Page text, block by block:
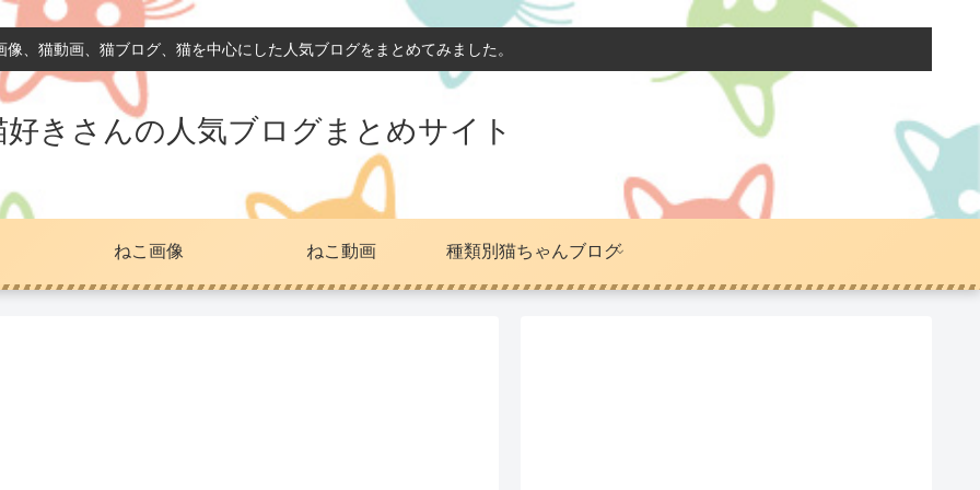
像、猫動画、猫ブログ、猫を中心にした人気ブログをまとめてみました。
好きさんの人気ブログまとめサイト
ねこ画像 ねこ動画 種類別猫ちゃんブログ